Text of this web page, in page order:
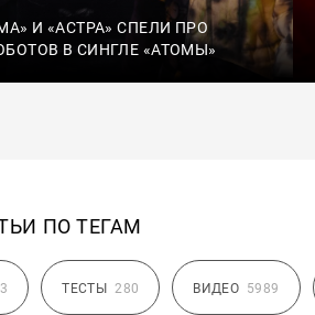
И «АСТРА» СПЕЛИ ПРО
В СИНГЛЕ «АТОМЫ»
ПО ТЕГАМ
ТЕСТЫ 280 ВИДЕО 5989